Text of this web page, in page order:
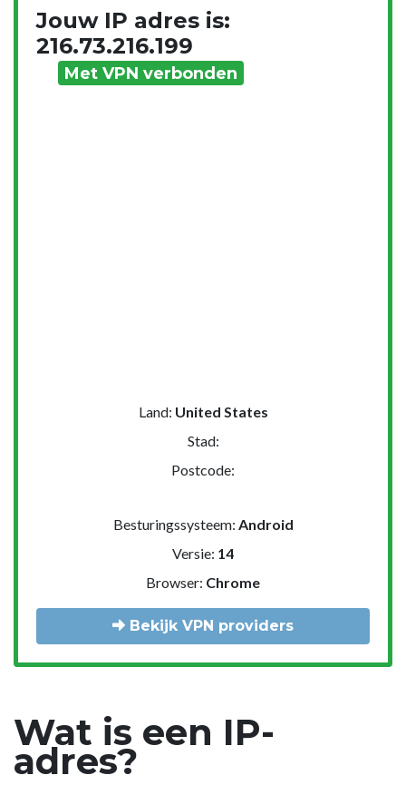
Jouw IP adres is:
216.73.216.199
Met VPN verbonden
Land: United States
Stad:
Postcode:
Besturingssysteem: Android
Versie: 14
Browser: Chrome
Bekijk VPN providers
Wat is een IP-
adres?